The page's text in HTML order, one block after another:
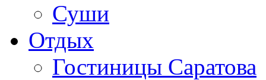
Суши
Отдых
Гостиницы Саратова